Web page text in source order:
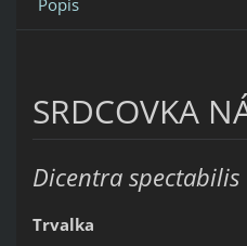
Popis
SRDCOVKA
Dicentra spectabilis
Trvalka